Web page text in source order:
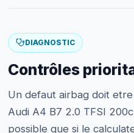
DIAGNOSTIC
Contrôles
Un defaut airbag doit
Audi A4 B7 2.0 TFSI
possible que si le